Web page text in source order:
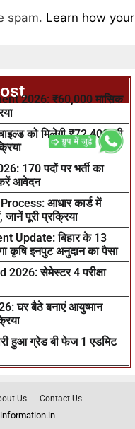
spam. Learn how your
2026: ₹60,000 मासिक
को मिलेगी ₹72,400 की
170 पदों पर भर्ती का
करें आवेदन
आधार कार्ड में
पूरी प्रक्रिया
Update: बिहार के 13
कृषि इनपुट अनुदान का पैसा
सेमेस्टर 4 परीक्षा
घर बैठे बनाएं आयुष्मान
हुआ ग्रेड बी फेज 1 एडमिट
Us Contact Us